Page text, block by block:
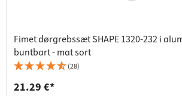
Fimet dørgrebssæt SHAPE 1320-232 i
buntbart - mat sort
(28)
21.29 €*